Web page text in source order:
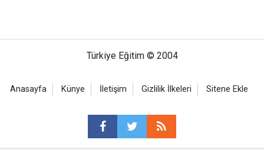
Türkiye Eğitim © 2004
Anasayfa Künye İletişim Gizlilik İlkeleri Sitene Ekle